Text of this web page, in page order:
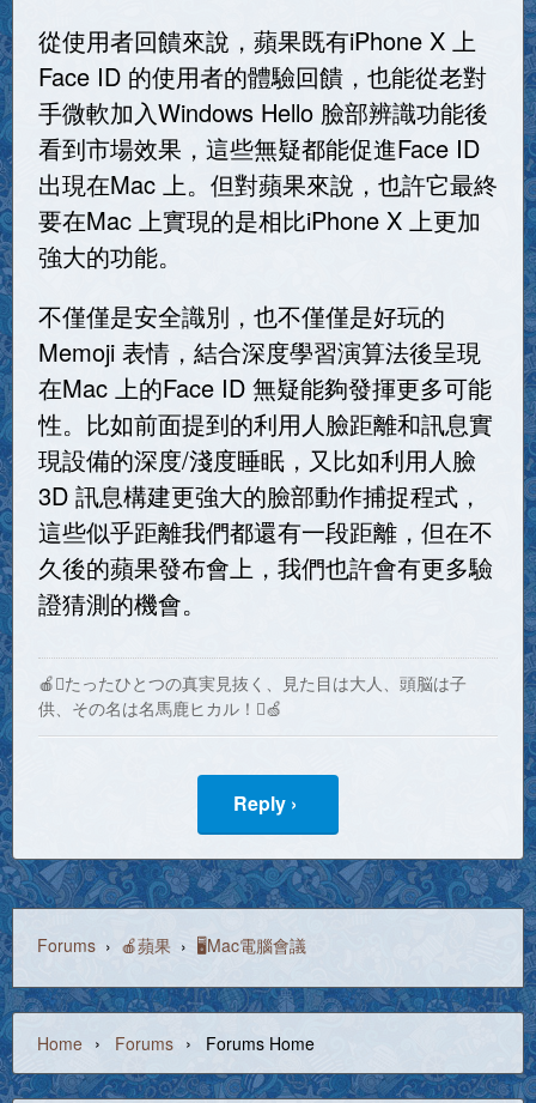
從使用者回饋來說，蘋果既有iPhone X 上
Face ID 的使用者的體驗回饋，也能從老對
手微軟加入Windows Hello 臉部辨識功能後
看到市場效果，這些無疑都能促進Face ID
出現在Mac 上。但對蘋果來說，也許它最終
要在Mac 上實現的是相比iPhone X 上更加
強大的功能。
不僅僅是安全識別，也不僅僅是好玩的
Memoji 表情，結合深度學習演算法後呈現
在Mac 上的Face ID 無疑能夠發揮更多可能
性。比如前面提到的利用人臉距離和訊息實
現設備的深度/淺度睡眠，又比如利用人臉
3D 訊息構建更強大的臉部動作捕捉程式，
這些似乎距離我們都還有一段距離，但在不
久後的蘋果發布會上，我們也許會有更多驗
證猜測的機會。
🍎たったひとつの真実見抜く、見た目は大人、頭脳は子
供、その名は名馬鹿ヒカル！🍏
Reply ›
Forums › 🍎蘋果 › 🖥️Mac電腦會議
Home › Forums › Forums Home